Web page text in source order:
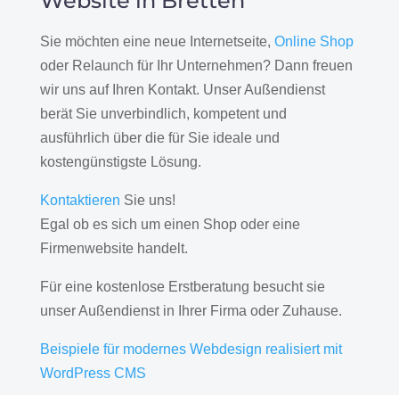
Sie möchten eine neue Internetseite, Online Shop
oder Relaunch für Ihr Unternehmen? Dann freuen
wir uns auf Ihren Kontakt. Unser Außendienst
berät Sie unverbindlich, kompetent und
ausführlich über die für Sie ideale und
kostengünstigste Lösung.
Kontaktieren Sie uns!
Egal ob es sich um einen Shop oder eine
Firmenwebsite handelt.
Für eine kostenlose Erstberatung besucht sie
unser Außendienst in Ihrer Firma oder Zuhause.
Beispiele für modernes Webdesign realisiert mit
WordPress CMS